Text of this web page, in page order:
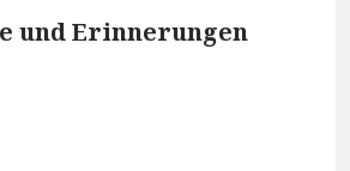
und Erinnerungen